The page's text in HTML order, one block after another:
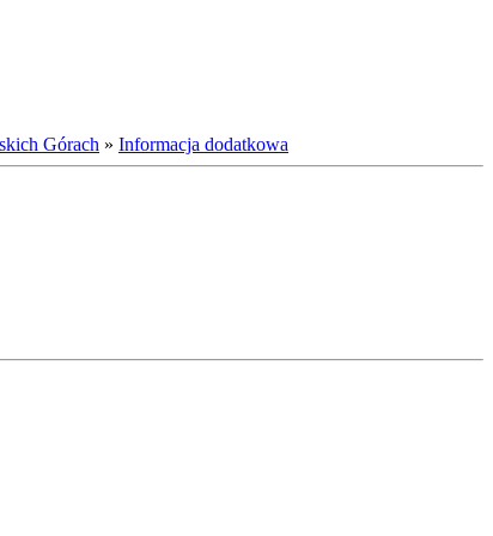
Górach » Informacja dodatkowa